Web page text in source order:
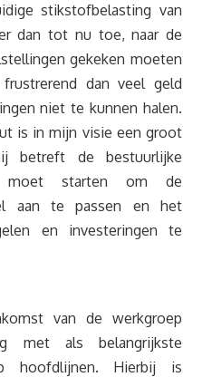
stikstofbelasting van
dan tot nu toe, naar de
gekeken moeten
dan veel geld
niet te kunnen halen.
is in mijn visie een groot
betreft de bestuurlijke
moet starten om de
aan te passen en het
en investeringen te
van de werkgroep
met als belangrijkste
hoofdlijnen. Hierbij is